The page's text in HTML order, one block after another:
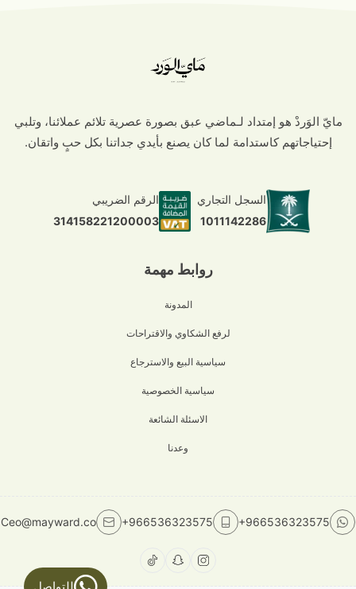
روابط مهمة
المدونة
لرفع الشكاوي والاقتراحات
سياسية البيع والاسترجاع
سياسية الخصوصية
الاسئلة الشائعة
وعدنا
مايّ الوَردْ هو إمتداد لـماضي عبق بصورة عصرية تلائم عملائنا، وتلبي
إحتياجاتهم كاستدامة لما كان يصنع بأيدي جداتنا بكل حبٍ واتقان.
السجل التجاري
1011142286
الرقم الضريبي
314158221200003
+966536323575
+966536323575
Ceo@mayward.co